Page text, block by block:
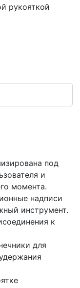
рукояткой
под
и
момента.
надписи
инструмент.
к
для